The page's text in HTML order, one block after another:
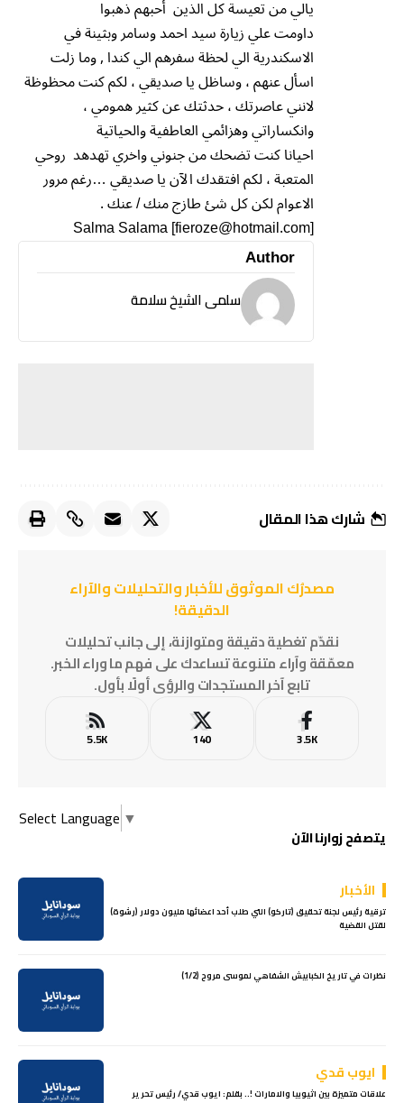
يالي من تعيسة كل الذين أحبهم ذهبوا
داومت علي زيارة سيد احمد وسامر وبثينة في
الاسكندرية الي لحظة سفرهم الي كندا , وما زلت
اسأل عنهم ، وساظل يا صديقي ، لكم كنت محظوظة
لانني عاصرتك ، حدثتك عن كثير همومي ،
وانكساراتي وهزائمي العاطفية والحياتية
احيانا كنت تضحك من جنوني واخري تهدهد روحي
المتعبة ، لكم افتقدك الآن يا صديقي …رغم مرور
الاعوام لكن كل شئ طازج منك / عنك .
Salma Salama [fieroze@hotmail.com]
Author
سلمى الشيخ سلامة
شارك هذا المقال
مصدرُك الموثوق للأخبار والتحليلات والآراء
الدقيقة!
نقدّم تغطية دقيقة ومتوازنة، إلى جانب تحليلات
معمّقة وآراء متنوعة تساعدك على فهم ما وراء الخبر.
تابع آخر المستجدات والرؤى أولًا بأول.
3.5K
140
5.5K
Select Language ▼
يتصفح زوارنا الآن
الأخبار
ترقية رئيس لجنة تحقيق (تاركو) التي طلب أحد اعضائها مليون دولار (رشوة)
لقتل القضية
نظرات في تاريخ الكبابيش الشفاهي لموسى مروح (1/2)
ايوب قدي
علاقات متميزة بين اثيوبيا والامارات !.. بقلم: ايوب قدي/ رئيس تحرير